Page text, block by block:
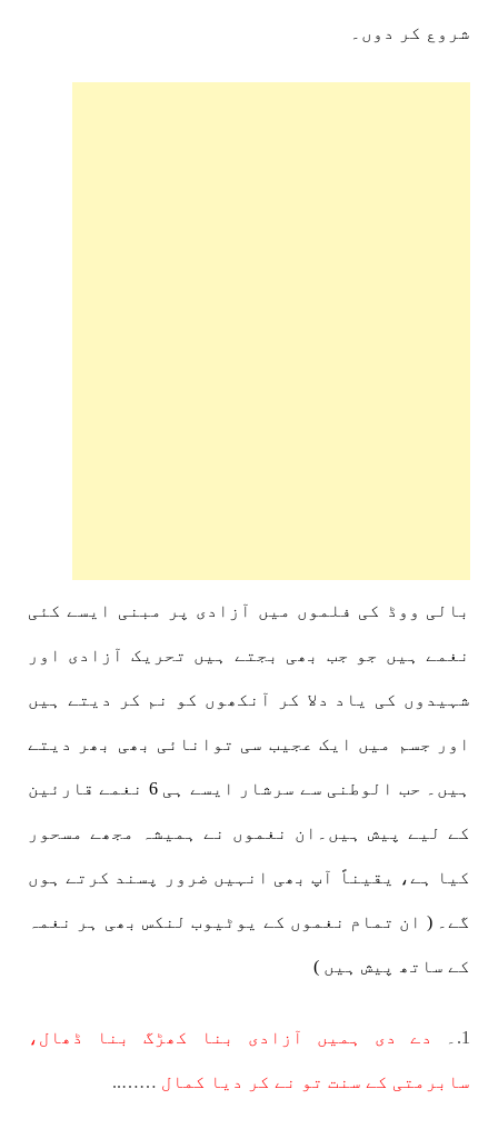
شروع کر دوں۔
بالی ووڈ کی فلموں میں آزادی پر مبنی ایسے کئی
نغمے ہیں جو جب بھی بجتے ہیں تحریک آزادی اور
شہیدوں کی یاد دلا کر آنکھوں کو نم کر دیتے ہیں
اور جسم میں ایک عجیب سی توانائی بھی بھر دیتے
ہیں۔ حب الوطنی سے سرشار ایسے ہی 6 نغمے قارئین
کے لیے پیش ہیں۔ان نغموں نے ہمیشہ مجھے مسحور
کیا ہے، یقیناً آپ بھی انہیں ضرور پسند کرتے ہوں
گے۔ ( ان تمام نغموں کے یوٹیوب لنکس بھی ہر نغمہ
کے ساتھ پیش ہیں )
1.۔ دے دی ہمیں آزادی بنا کھڑگ بنا ڈھال،
سابرمتی کے سنت تو نے کر دیا کمال ……..